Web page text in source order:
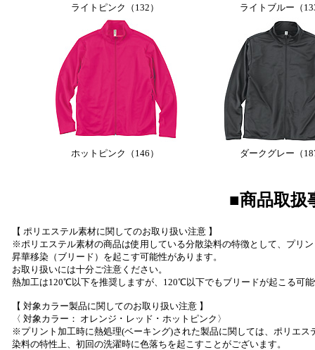
ライトピンク（132） ライトブルー（
ホットピンク（146） ダークグレー（
■商品取扱
【 ポリエステル素材に関してのお取り扱い注意 】
※ポリエステル素材の商品は使用している分散染料の特徴として、プリ
昇華移染（ブリード）を起こす可能性があります。
お取り扱いには十分ご注意ください。
熱加工は120℃以下を推奨しますが、120℃以下でもブリードが起こる可
【 対象カラー製品に関してのお取り扱い注意 】
〈 対象カラー： オレンジ ･ レッド ･ ホットピンク〉
※プリント加工時に熱処理(ベーキング)された製品に関しては、ポリエス
染料の特性上、初回の洗濯時に色落ちを起こすことがございます。